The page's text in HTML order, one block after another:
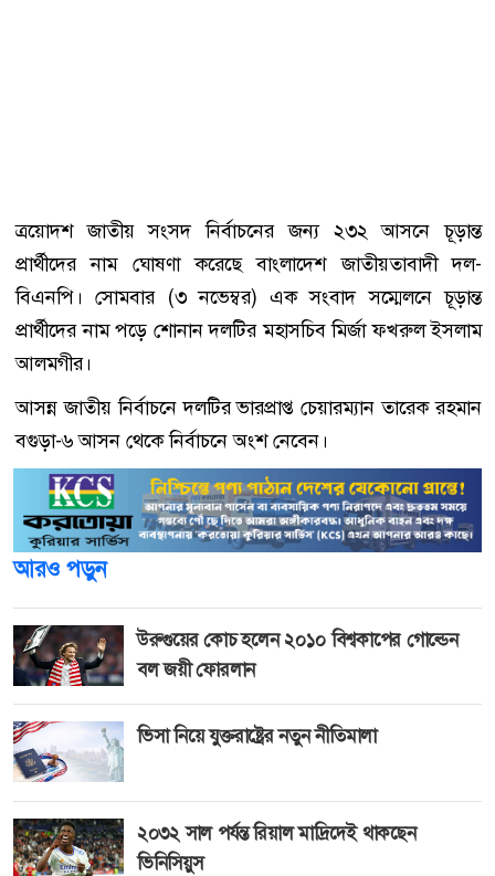
ত্রয়োদশ জাতীয় সংসদ নির্বাচনের জন্য ২৩২ আসনে চূড়ান্ত
প্রার্থীদের নাম ঘোষণা করেছে বাংলাদেশ জাতীয়তাবাদী দল-
বিএনপি। সোমবার (৩ নভেম্বর) এক সংবাদ সম্মেলনে চূড়ান্ত
প্রার্থীদের নাম পড়ে শোনান দলটির মহাসচিব মির্জা ফখরুল ইসলাম
আলমগীর।
আসন্ন জাতীয় নির্বাচনে দলটির ভারপ্রাপ্ত চেয়ারম্যান তারেক রহমান
বগুড়া-৬ আসন থেকে নির্বাচনে অংশ নেবেন।
আরও পড়ুন
উরুগুয়ের কোচ হলেন ২০১০ বিশ্বকাপের গোল্ডেন
বল জয়ী ফোরলান
ভিসা নিয়ে যুক্তরাষ্ট্রের নতুন নীতিমালা
২০৩২ সাল পর্যন্ত রিয়াল মাদ্রিদেই থাকছেন
ভিনিসিয়ুস